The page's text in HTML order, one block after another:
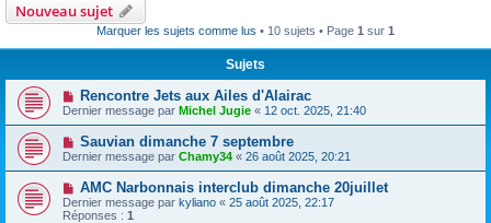
Nouveau sujet
Marquer les sujets comme lus • 10 sujets • Page 1 sur 1
Sujets
Rencontre Jets aux Ailes d'Alairac
Dernier message par Michel Jugie « 12 oct. 2025, 21:40
Sauvian dimanche 7 septembre
Dernier message par Chamy34 « 26 août 2025, 20:21
AMC Narbonnais interclub dimanche 20juillet
Dernier message par kyliano « 25 août 2025, 22:17
Réponses : 1